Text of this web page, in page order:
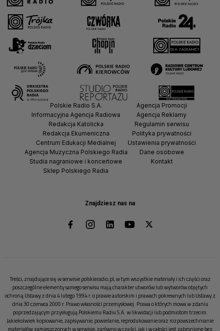
Znajdziesz nas na
Polskie Radio S.A.
Informacyjna Agencja Radiowa
Redakcja Katolicka
Redakcja Ekumeniczna
Centrum Edukacji Medialnej
Agencja Muzyczna Polskiego Radia
Studia nagraniowe i koncertowe
Sklep Polskiego Radia
Agencja Promocji
Agencja Reklamy
Regulamin serwisu
Polityka prywatności
Ustawienia prywatności
Dane osobowe
Kontakt
Treści, znajdujące się w serwisie polskieradio.pl, w tym wszystkie materiały i ich części oraz
poszczególne elementy samego serwisu mają charakter utworów lub wytworów objętych
ochroną Ustawy z dnia 4 lutego 1994 r. o prawie autorskim i prawach pokrewnych lub Ustawy z
dnia 30 czerwca 2000 r. Prawo własności przemysłowej. Prawa o których mowa w zdaniu
poprzedzającym przysługują Polskiemu Radiu S.A. w likwidacji lub podmiotom trzecim.
Jakiekolwiek kopiowanie, zapisywanie, powielanie, reprodukowanie oraz rozpowszechnianie
materiałów zamieszczonych w serwisie, zarówno w części, jak i w całości jest zabronione bez